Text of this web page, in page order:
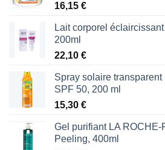
16,15 €
Lait corporel
200ml
22,10 €
Spray solaire
SPF 50, 200 ml
15,30 €
Gel purifiant LA ROCHE-
Peeling, 400ml